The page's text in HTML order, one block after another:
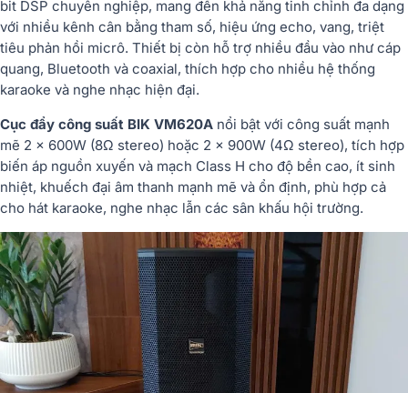
bit DSP chuyên nghiệp, mang đến khả năng tinh chỉnh đa dạng
với nhiều kênh cân bằng tham số, hiệu ứng echo, vang, triệt
tiêu phản hồi micrô. Thiết bị còn hỗ trợ nhiều đầu vào như cáp
quang, Bluetooth và coaxial, thích hợp cho nhiều hệ thống
karaoke và nghe nhạc hiện đại.
Cục đẩy công suất BIK VM620A nổi bật với công suất mạnh
mẽ 2 x 600W (8Ω stereo) hoặc 2 x 900W (4Ω stereo), tích hợp
biến áp nguồn xuyến và mạch Class H cho độ bền cao, ít sinh
nhiệt, khuếch đại âm thanh mạnh mẽ và ổn định, phù hợp cả
cho hát karaoke, nghe nhạc lẫn các sân khấu hội trường.